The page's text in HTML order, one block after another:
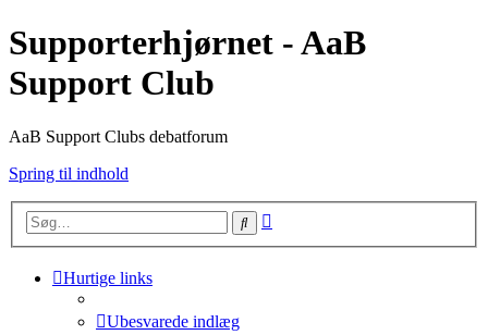
Supporterhjørnet - AaB
Support Club
AaB Support Clubs debatforum
Spring til indhold
Søg
Hurtige links
Ubesvarede indlæg